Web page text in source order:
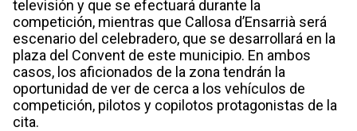
televisión y que se efectuará durante la
competición, mientras que Callosa d’Ensarrià será
escenario del celebradero, que se desarrollará en la
plaza del Convent de este municipio. En ambos
casos, los aficionados de la zona tendrán la
oportunidad de ver de cerca a los vehículos de
competición, pilotos y copilotos protagonistas de la
cita.